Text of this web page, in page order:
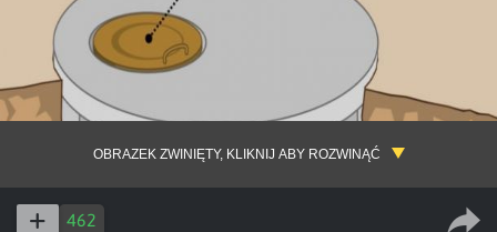
OBRAZEK ZWINIĘTY, KLIKNIJ ABY ROZWINĄĆ
462